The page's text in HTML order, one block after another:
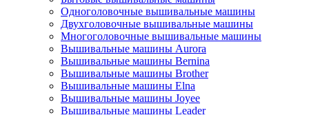
Одноголовочные вышивальные машины
Двухголовочные вышивальные машины
Многоголовочные вышивальные машины
Вышивальные машины Aurora
Вышивальные машины Bernina
Вышивальные машины Brother
Вышивальные машины Elna
Вышивальные машины Joyee
Вышивальные машины Leader